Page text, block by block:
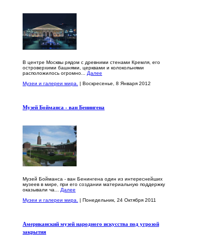
В центре Москвы рядом с древними стенами Кремля, его
островерхими башнями, церквами и колокольнями
расположилось огромно... Далее
Музеи и галереи мира.
| Воскресенье, 8 Января 2012
Музей Бойманса - ван Бенингена
Музей Бойманса - ван Бенингена один из интереснейших
музеев в мире, при его создании материальную поддержку
оказывали ча... Далее
Музеи и галереи мира.
| Понедельник, 24 Октября 2011
Американский музей народного искусства под угрозой
закрытия